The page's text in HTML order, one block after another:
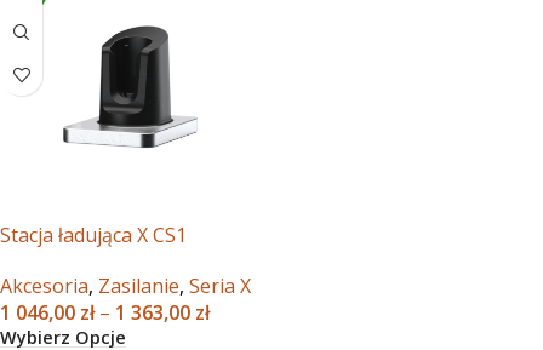
Stacja ładująca X CS1
Akcesoria, Zasilanie, Seria X
1 046,00 zł – 1 363,00 zł
Wybierz Opcje